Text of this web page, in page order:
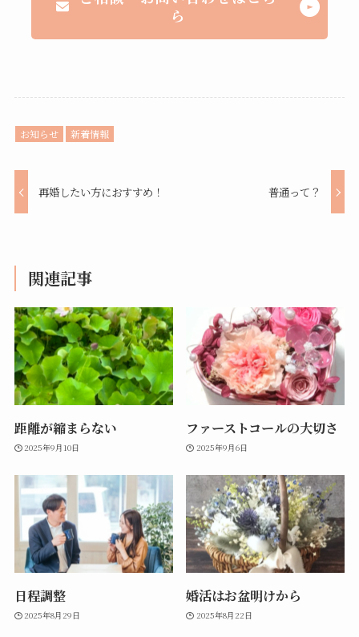
ら
お知らせ 新着情報
再婚したい方におすすめ！ 普通って？
関連記事
距離が縮まらない
2025年9月10日
ファーストコールの大切さ
2025年9月6日
日程調整
2025年8月29日
婚活はお盆明けから
2025年8月22日